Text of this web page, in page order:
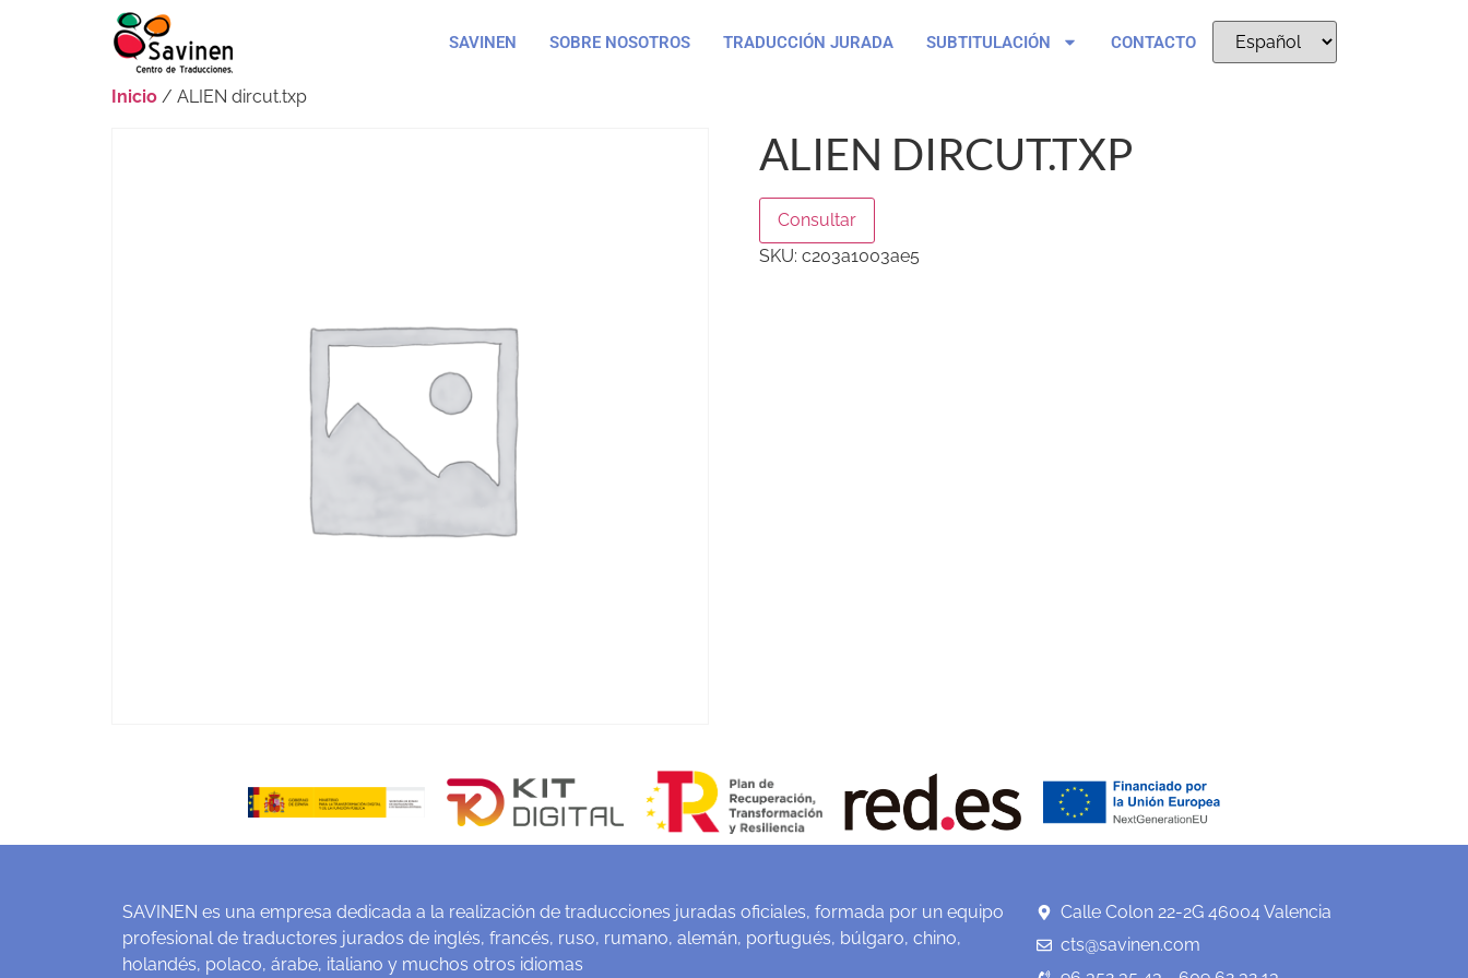
SAVINEN SOBRE NOSOTROS TRADUCCIÓN JURADA SUBTITULACIÓN CONTACTO
Inicio / ALIEN dircut.txp
ALIEN DIRCUT.TXP
Consultar
SKU: c203a1003ae5
SAVINEN es una empresa dedicada a la realización de traducciones juradas oficiales, formada por un equipo
profesional de traductores jurados de inglés, francés, ruso, rumano, alemán, portugués, búlgaro, chino,
holandés, polaco, árabe, italiano y muchos otros idiomas
Calle Colon 22-2G 46004 Valencia
cts@savinen.com